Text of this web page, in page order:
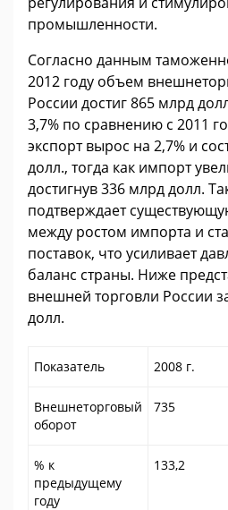
промышленности.
Согласно данным
2012 году объем
России достиг 865 млрд
3,7% по сравнению с 2011
экспорт вырос на 2,7% и
долл., тогда как импорт
достигнув 336 млрд долл.
подтверждает
между ростом импорта и
поставок, что усиливает
баланс страны. Ниже
внешней торговли России
долл.
Показатель 2008 г.
Внешнеторговый
оборот
735
% к
предыдущему
году
133,2